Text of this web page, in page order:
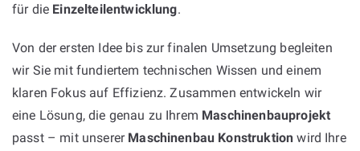
für die Einzelteilentwicklung.
Von der ersten Idee bis zur finalen Umsetzung begleiten
wir Sie mit fundiertem technischen Wissen und einem
klaren Fokus auf Effizienz. Zusammen entwickeln wir
eine Lösung, die genau zu Ihrem Maschinenbauprojekt
passt – mit unserer Maschinenbau Konstruktion wird Ihre